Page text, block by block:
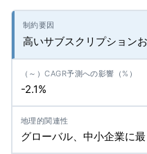
高いサブスクリプション
-2.1%
グローバル、中小企業に